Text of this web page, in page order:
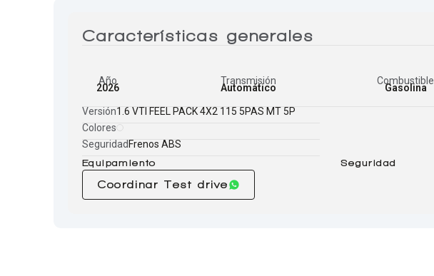
Características generales
Año
2026
Transmisión
Automático
Combustible
Gasolina
Versión1.6 VTI FEEL PACK 4X2 115 5PAS MT 5P
Colores
SeguridadFrenos ABS
Equipamiento Seguridad
Coordinar Test drive